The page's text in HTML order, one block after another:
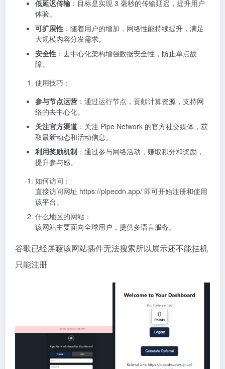
低延迟传输 ：目标是实现 3 毫秒的传输延迟，提升用户
体验。
可扩展性 ：随着用户的增加，网络性能持续提升，满足
大规模内容分发需求。
安全性 ：去中心化架构增强数据安全性，防止单点故
障。
使用技巧：
参与节点运营 ：通过运行节点，贡献计算资源，支持网
络的去中心化。
关注官方渠道 ：关注 Pipe Network 的官方社交媒体，获
取最新动态和活动信息。
利用奖励机制 ：通过参与网络活动，赚取积分和奖励，
提升参与感。
如何访问：
直接访问网址 https://pipecdn.app/ 即可开始注册和使用
该平台。
什么地区的网站：
该网站主要面向全球用户，提供多语言服务。
谷歌已经屏蔽该网站插件无法搜索所以展示还不能挂机
只能注册